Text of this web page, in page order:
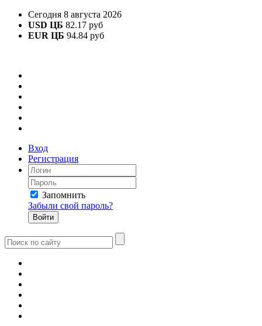
Сегодня 8 августа 2026
USD ЦБ 82.17 руб
EUR ЦБ 94.84 руб
Вход
Регистрация
Запомнить
Забыли свой пароль?